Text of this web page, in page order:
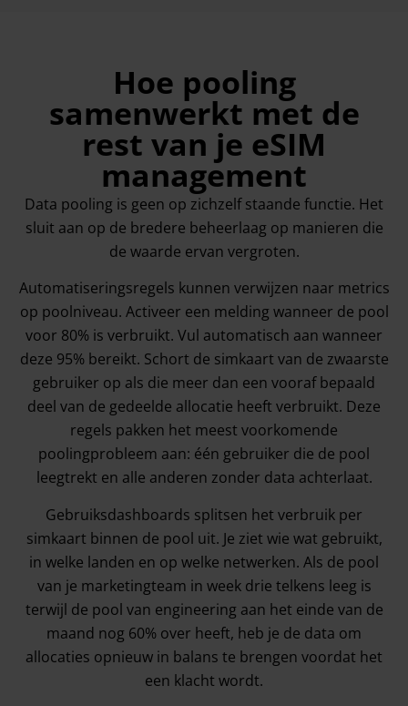
Hoe pooling
samenwerkt met de
rest van je eSIM
management
Data pooling is geen op zichzelf staande functie. Het
sluit aan op de bredere beheerlaag op manieren die
de waarde ervan vergroten.
Automatiseringsregels kunnen verwijzen naar metrics
op poolniveau. Activeer een melding wanneer de pool
voor 80% is verbruikt. Vul automatisch aan wanneer
deze 95% bereikt. Schort de simkaart van de zwaarste
gebruiker op als die meer dan een vooraf bepaald
deel van de gedeelde allocatie heeft verbruikt. Deze
regels pakken het meest voorkomende
poolingprobleem aan: één gebruiker die de pool
leegtrekt en alle anderen zonder data achterlaat.
Gebruiksdashboards splitsen het verbruik per
simkaart binnen de pool uit. Je ziet wie wat gebruikt,
in welke landen en op welke netwerken. Als de pool
van je marketingteam in week drie telkens leeg is
terwijl de pool van engineering aan het einde van de
maand nog 60% over heeft, heb je de data om
allocaties opnieuw in balans te brengen voordat het
een klacht wordt.